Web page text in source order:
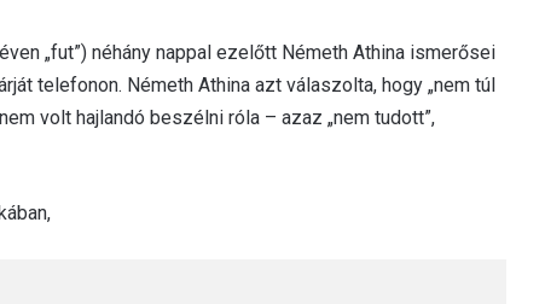
„fut”) néhány nappal ezelőtt Németh Athina ismerősei
telefonon. Németh Athina azt válaszolta, hogy „nem túl
volt hajlandó beszélni róla – azaz „nem tudott”,